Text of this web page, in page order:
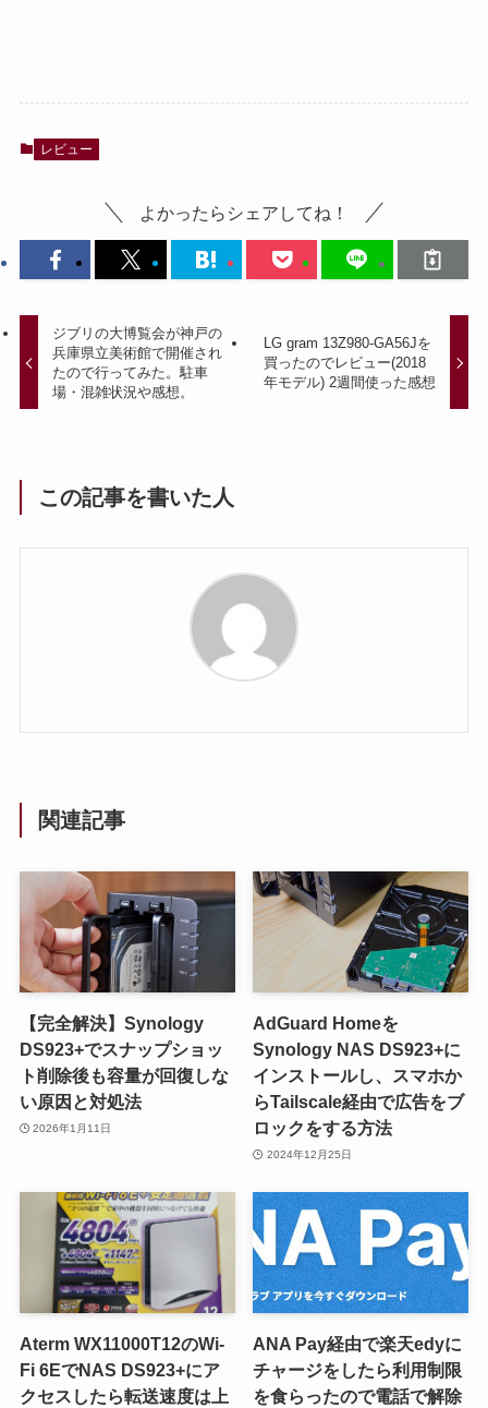
レビュー
よかったらシェアしてね！
ジブリの大博覧会が神戸の
兵庫県立美術館で開催され
たので行ってみた。駐車
場・混雑状況や感想。
LG gram 13Z980-GA56Jを
買ったのでレビュー(2018
年モデル) 2週間使った感想
この記事を書いた人
関連記事
【完全解決】Synology
DS923+でスナップショッ
ト削除後も容量が回復しな
い原因と対処法
2026年1月11日
AdGuard Homeを
Synology NAS DS923+に
インストールし、スマホか
らTailscale経由で広告をブ
ロックをする方法
2024年12月25日
Aterm WX11000T12のWi-
Fi 6EでNAS DS923+にア
クセスしたら転送速度は上
ANA Pay経由で楽天edyに
チャージをしたら利用制限
を食らったので電話で解除